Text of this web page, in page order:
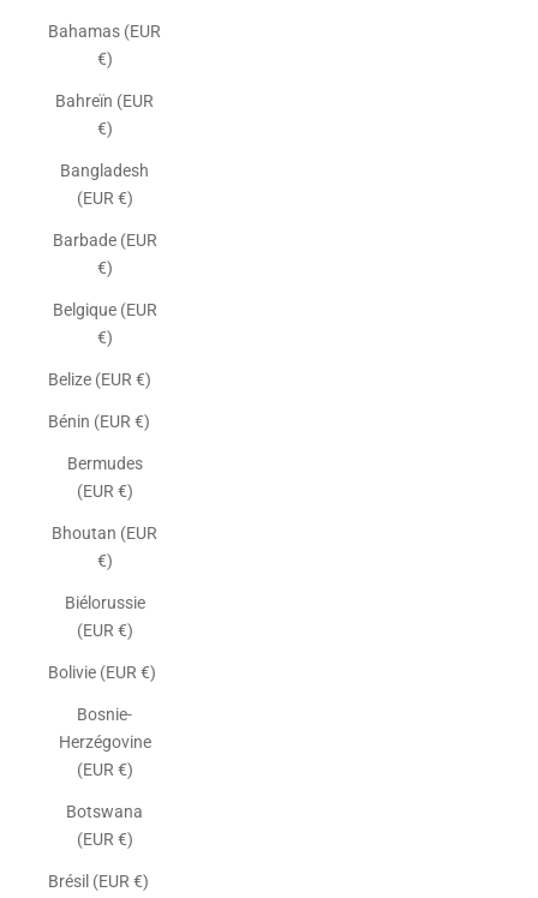
Bahamas (EUR
€)
Bahreïn (EUR
€)
Bangladesh
(EUR €)
Barbade (EUR
€)
Belgique (EUR
€)
Belize (EUR €)
Bénin (EUR €)
Bermudes
(EUR €)
Bhoutan (EUR
€)
Biélorussie
(EUR €)
Bolivie (EUR €)
Bosnie-
Herzégovine
(EUR €)
Botswana
(EUR €)
Brésil (EUR €)